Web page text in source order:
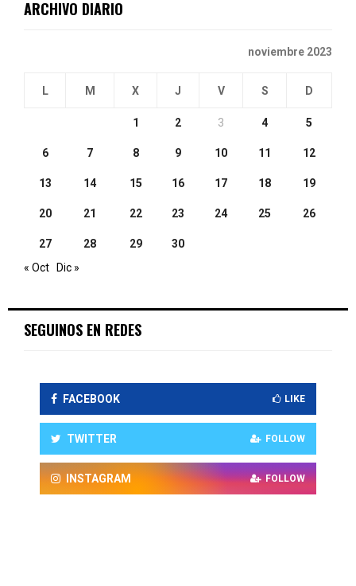
ARCHIVO DIARIO
noviembre 2023
L M X J V S D
1 2 3 4 5
6 7 8 9 10 11 12
13 14 15 16 17 18 19
20 21 22 23 24 25 26
27 28 29
30
« Oct
Dic »
SEGUINOS EN REDES
FACEBOOK LIKE
TWITTER FOLLOW
INSTAGRAM FOLLOW